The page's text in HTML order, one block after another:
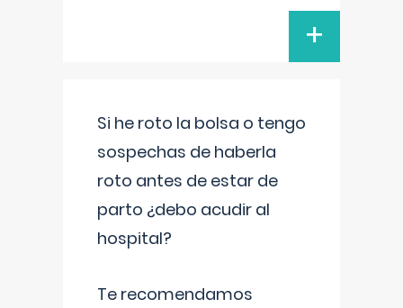
+
Si he roto la bolsa o tengo
sospechas de haberla
roto antes de estar de
parto ¿debo acudir al
hospital?
Te recomendamos